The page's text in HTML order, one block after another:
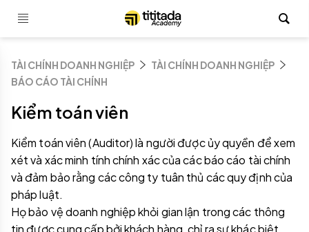
TÀI CHÍNH DOANH NGHIỆP
TÀI CHÍNH DOANH NGHIỆP
BÁO CÁO TÀI CHÍNH
Kiểm toán viên
Kiểm toán viên (Auditor) là người được ủy quyền để xem
xét và xác minh tính chính xác của các báo cáo tài chính
và đảm bảo rằng các công ty tuân thủ các quy định của
pháp luật.
Họ bảo vệ doanh nghiệp khỏi gian lận trong các thông
tin được cung cấp bởi khách hàng, chỉ ra sự khác biệt